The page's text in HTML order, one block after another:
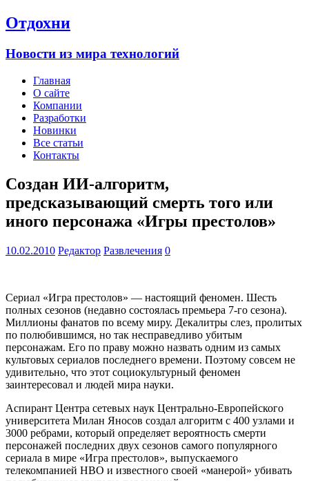
Отдохни
Новости из мира технологий
Главная
О сайте
Компании
Разработки
Новинки
Все статьи
Контакты
Создан ИИ-алгоритм,
предсказывающий смерть того или
иного персонажа «Игры престолов»
10.02.2010 Редактор Развлечения 0
Сериал «Игра престолов» — настоящий феномен. Шесть
полных сезонов (недавно состоялась премьера 7-го сезона).
Миллионы фанатов по всему миру. Декалитры слез, пролитых
по полюбившимся, но так несправедливо убитым
персонажам. Его по праву можно назвать одним из самых
культовых сериалов последнего времени. Поэтому совсем не
удивительно, что этот социокультурный феномен
заинтересовал и людей мира науки.
Аспирант Центра сетевых наук Центрально-Европейского
университета Милан Яносов создал алгоритм с 400 узлами и
3000 ребрами, который определяет вероятность смерти
персонажей последних двух сезонов самого популярного
сериала в мире «Игра престолов», выпускаемого
телекомпанией HBO и известного своей «манерой» убивать